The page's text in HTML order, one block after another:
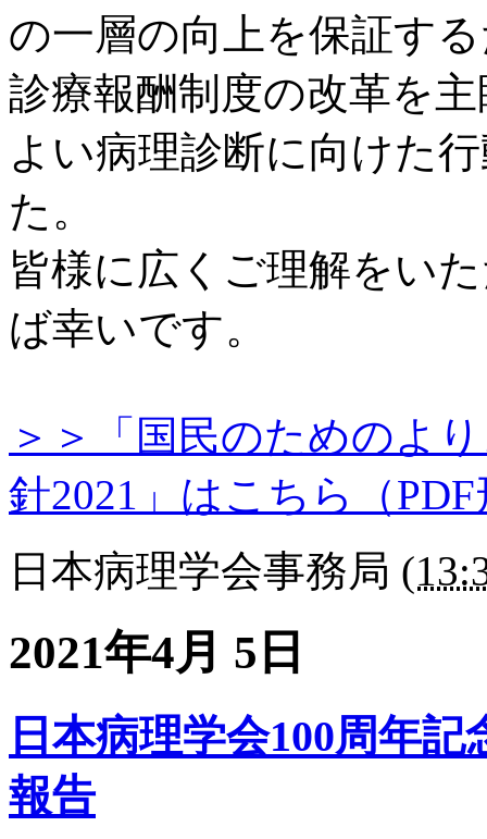
の一層の向上を保証す
診療報酬制度の改革を
よい病理診断に向けた
た。
皆様に広くご理解をい
ば幸いです。
＞＞「国民のためのよ
針2021」はこちら（
日本病理学会事務局 (
2021年4月 5日
日本病理学会100周年
報告